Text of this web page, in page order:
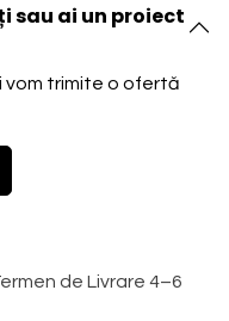
sau ai un proiect
vom trimite o ofertă
de Livrare 4–6